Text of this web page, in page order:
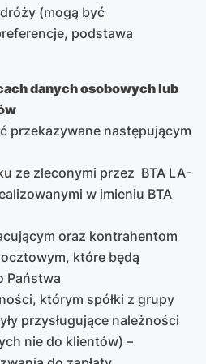
(mogą być
podstawa
danych osobowych lub
przekazywane następującym
ze zleconymi przez BTA LA-
w imieniu BTA
oraz kontrahentom
które będą
Państwa
którym spółki z grupy
przysługujące należności
nie do klientów) –